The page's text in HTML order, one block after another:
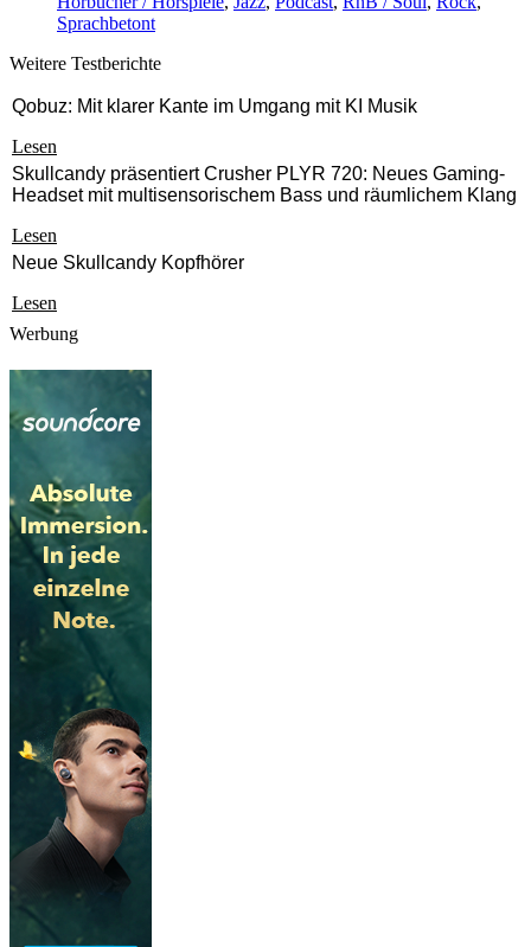
Sprachbetont
Weitere Testberichte
Qobuz: Mit klarer Kante im Umgang mit KI Musik
Lesen
Skullcandy präsentiert Crusher PLYR 720: Neues Gaming-
Headset mit multisensorischem Bass und räumlichem Klang
Lesen
Neue Skullcandy Kopfhörer
Lesen
Werbung